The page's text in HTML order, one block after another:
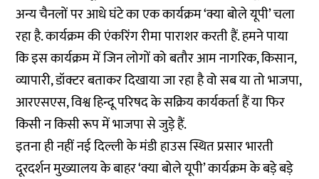
अन्य चैनलों पर आधे घंटे का एक कार्यक्रम ‘क्या बोले यूपी’ चला
रहा है. कार्यक्रम की एंकरिंग रीमा पाराशर करती हैं. हमने पाया
कि इस कार्यक्रम में जिन लोगों को बतौर आम नागरिक, किसान,
व्यापारी, डॉक्टर बताकर दिखाया जा रहा है वो सब या तो भाजपा,
आरएसएस, विश्व हिन्दू परिषद के सक्रिय कार्यकर्ता हैं या फिर
किसी न किसी रूप में भाजपा से जुड़े हैं.
इतना ही नहीं नई दिल्ली के मंडी हाउस स्थित प्रसार भारती
दूरदर्शन मुख्यालय के बाहर ‘क्या बोले यूपी’ कार्यक्रम के बड़े बड़े